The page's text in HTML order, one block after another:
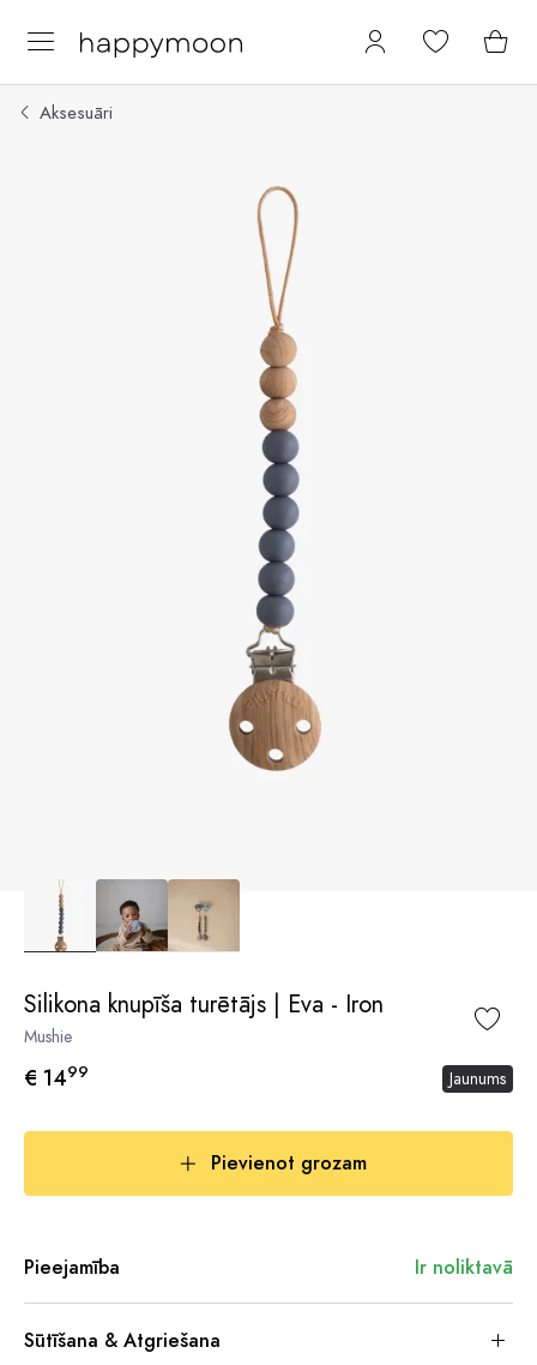
Aksesuāri
Silikona knupīša turētājs | Eva - Iron
Mushie
€ 1499 Jaunums
Pievienot grozam
Pieejamība Ir noliktavā
Sūtīšana & Atgriešana